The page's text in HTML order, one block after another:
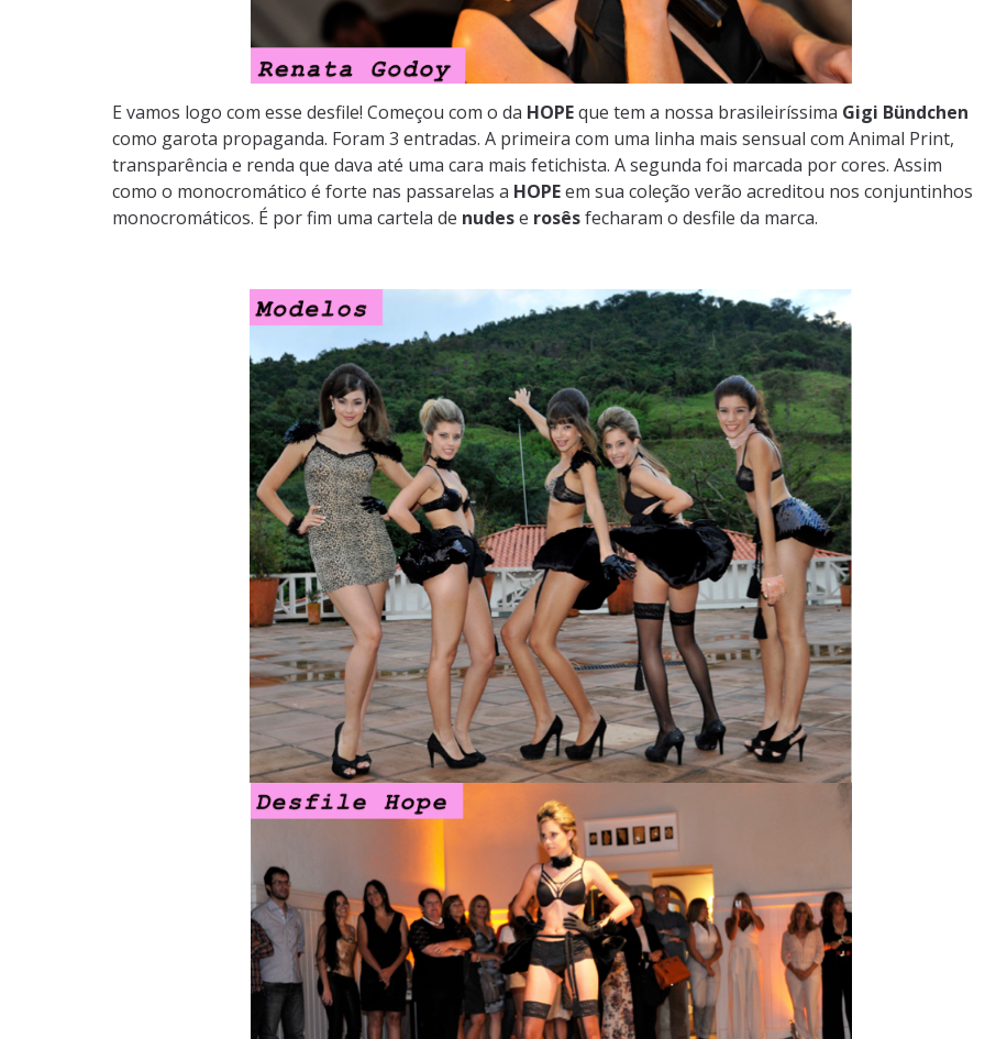
E vamos logo com esse desfile! Começou com o da HOPEque tem a nossa brasileiríssima Gigi Bündchen
como garota propaganda. Foram 3 entradas. A primeira com uma linha mais sensual com Animal Print,
transparência e renda que dava até uma cara mais fetichista. A segunda foi marcada por cores. Assim
como o monocromático é forte nas passarelas a HOPEem sua coleção verão acreditou nos conjuntinhos
monocromáticos. É por fim uma cartela de nudese rosêsfecharam o desfile da marca.